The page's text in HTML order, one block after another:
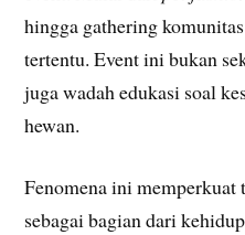
hingga gathering
tertentu. Event ini bukan
juga wadah edukasi soal
hewan.
Fenomena ini memperkuat
sebagai bagian dari